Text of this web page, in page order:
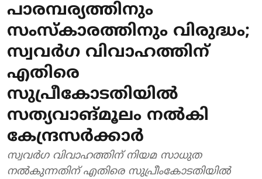
പാരമ്പര്യത്തിനും
സംസ്‌കാരത്തിനും വിരുദ്ധം;
സ്വവര്‍ഗ വിവാഹത്തിന്
എതിരെ
സുപ്രീകോടതിയില്‍
സത്യവാങ്മൂലം നല്‍കി
കേന്ദ്രസര്‍ക്കാര്‍
സ്വവര്‍ഗ വിവാഹത്തിന് നിയമ സാധുത
നല്‍കുന്നതിന് എതിരെ സുപ്രീംകോടതിയില്‍